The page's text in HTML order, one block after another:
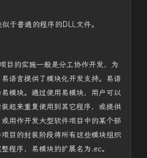
于普通的程序的DLL文件。
的实施一般是分工协作开发，为
语言提供了模块化开发支持。易语
模块。通过使用易模块，用户可以
起来重复使用到其它程序，或提供
用作开发大型软件项目中的某个部
目的封装阶段将所有这些模块组织
程序，易模块的扩展名为.ec。